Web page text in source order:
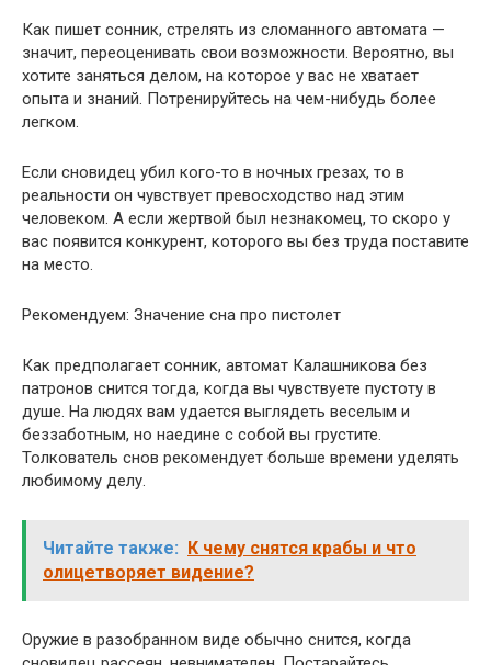
Как пишет сонник, стрелять из сломанного автомата —
значит, переоценивать свои возможности. Вероятно, вы
хотите заняться делом, на которое у вас не хватает
опыта и знаний. Потренируйтесь на чем-нибудь более
легком.
Если сновидец убил кого-то в ночных грезах, то в
реальности он чувствует превосходство над этим
человеком. А если жертвой был незнакомец, то скоро у
вас появится конкурент, которого вы без труда поставите
на место.
Рекомендуем: Значение сна про пистолет
Как предполагает сонник, автомат Калашникова без
патронов снится тогда, когда вы чувствуете пустоту в
душе. На людях вам удается выглядеть веселым и
беззаботным, но наедине с собой вы грустите.
Толкователь снов рекомендует больше времени уделять
любимому делу.
Читайте также: К чему снятся крабы и что
олицетворяет видение?
Оружие в разобранном виде обычно снится, когда